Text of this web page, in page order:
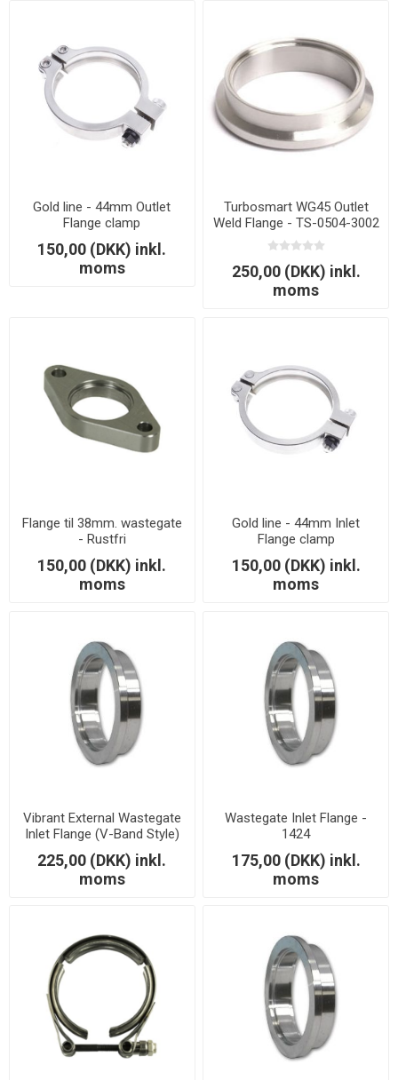
Gold line - 44mm Outlet
Flange clamp
150,00 (DKK) inkl.
moms
Turbosmart WG45 Outlet
Weld Flange - TS-0504-3002
250,00 (DKK) inkl.
moms
Flange til 38mm. wastegate
- Rustfri
150,00 (DKK) inkl.
moms
Gold line - 44mm Inlet
Flange clamp
150,00 (DKK) inkl.
moms
Vibrant External Wastegate
Inlet Flange (V-Band Style)
Tial 44mm and MV-R T304
SS - 1411A
225,00 (DKK) inkl.
moms
Wastegate Inlet Flange -
1424
175,00 (DKK) inkl.
moms